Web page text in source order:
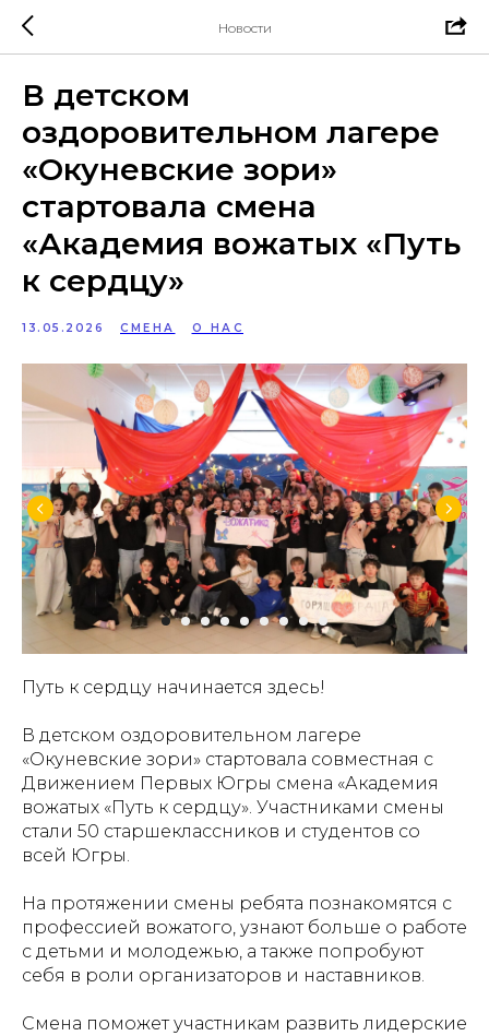
Новости
В детском
оздоровительном лагере
«Окуневские зори»
стартовала смена
«Академия вожатых «Путь
к сердцу»
13.05.2026 СМЕНА О НАС
Путь к сердцу начинается здесь!
В детском оздоровительном лагере
«Окуневские зори» стартовала совместная с
Движением Первых Югры смена «Академия
вожатых «Путь к сердцу». Участниками смены
стали 50 старшеклассников и студентов со
всей Югры.
На протяжении смены ребята познакомятся с
профессией вожатого, узнают больше о работе
с детьми и молодежью, а также попробуют
себя в роли организаторов и наставников.
Смена поможет участникам развить лидерские